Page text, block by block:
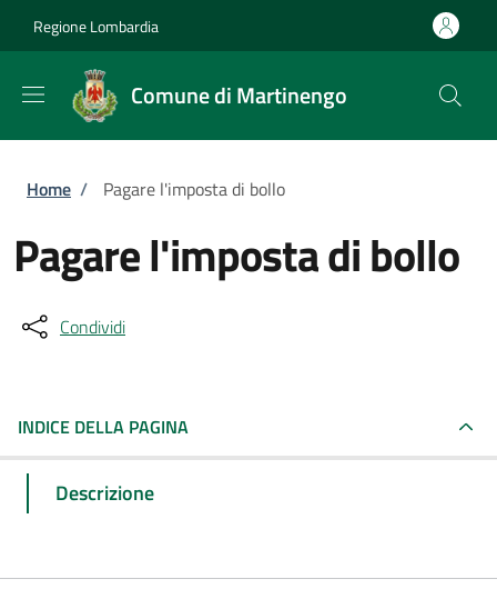
Regione Lombardia
Comune di Martinengo
Briciole di pane
Home / Pagare l'imposta di bollo
Pagare l'imposta di bollo
Condividi
INDICE DELLA PAGINA
Descrizione